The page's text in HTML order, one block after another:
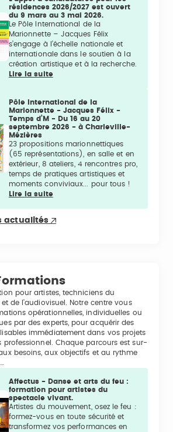
résidences 2026/2027 est ouvert
du 9 mars au 3 mai 2026.
Le Pôle International de la
Marionnette – Jacques Félix
s’engage à l’échelle nationale et
internationale dans le soutien à la
création artistique et à la recherche.
Lire la suite
Pôle International de la
Marionnette - Jacques Félix -
Temps d’M - Du 16 au 20
septembre 2026 - à Charleville-
Mézières
23 propositions marionnettiques
(65 représentations), en salle et en
extérieur, 8 ateliers, 4 rencontres pro,
temps de pratiques artistiques et
moments conviviaux... pour tous !
Lire la suite
actualités
pour artistes, techniciens du
de l’audiovisuel. Notre centre vous
opérationnelles, individuelles ou
par des experts, pour acquérir des
immédiatement dans vos projets
professionnel. Chaque parcours est sur-
besoins, aux objectifs et au rythme
Affectus - Danse et arts du feu :
formation pour artistes du
spectacle vivant.
Artistes du mouvement, osez le feu :
formez-vous en toute sécurité et
transformez vos performances en